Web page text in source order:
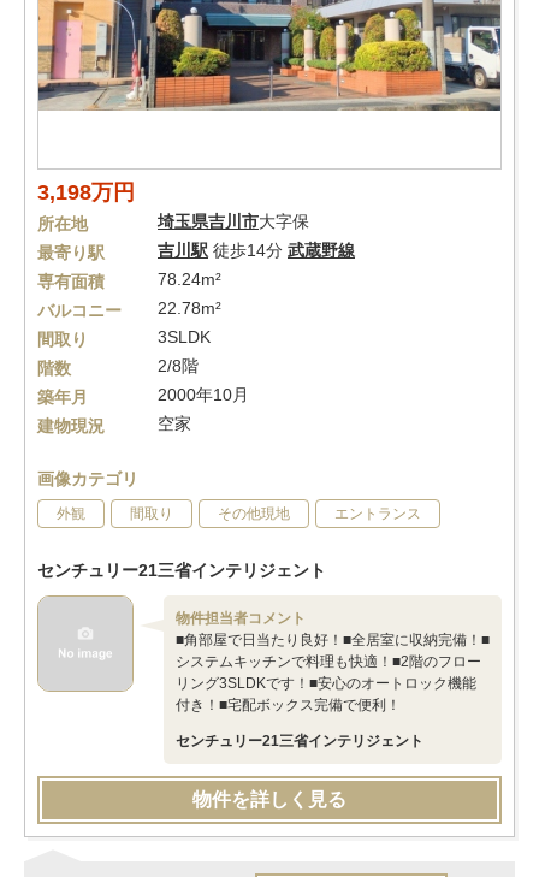
3,198万円
所在地 埼玉県吉川市大字保
最寄り駅
吉川駅 徒歩14分 武蔵野線
専有面積
78.24m²
バルコニー
22.78m²
間取り
3SLDK
階数
2/8階
築年月
2000年10月
建物現況
空家
画像カテゴリ
外観 間取り その他現地 エントランス
センチュリー21三省インテリジェント
物件担当者コメント
■角部屋で日当たり良好！■全居室に収納完備！■
システムキッチンで料理も快適！■2階のフロー
リング3SLDKです！■安心のオートロック機能
付き！■宅配ボックス完備で便利！
センチュリー21三省インテリジェント
物件を詳しく見る